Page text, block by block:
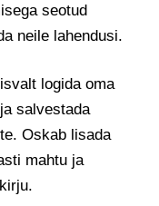
seotud
neile lahendusi.
logida oma
salvestada
Oskab lisada
mahtu ja